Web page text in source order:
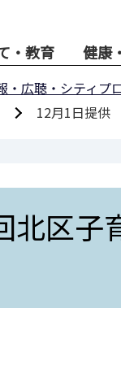
・教育 健康
・広聴・シティプ
12月1日提供
区子